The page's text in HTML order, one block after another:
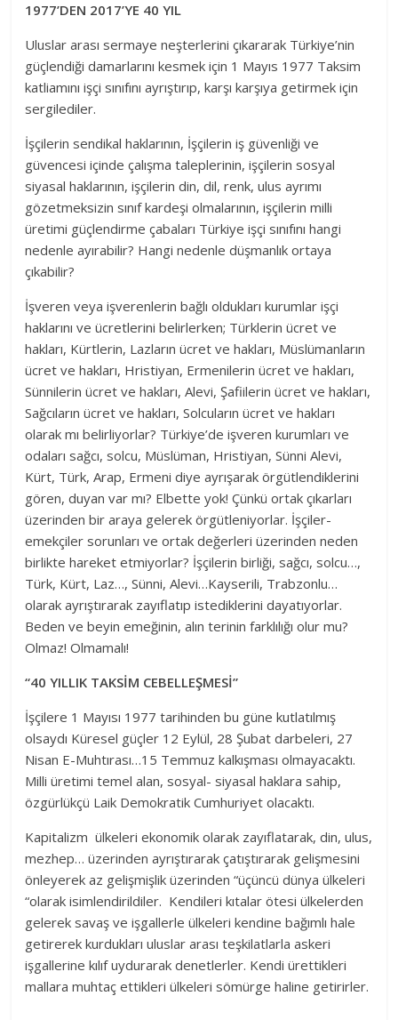
1977’DEN 2017’YE 40 YIL
Uluslar arası sermaye neşterlerini çıkararak Türkiye’nin
güçlendiği damarlarını kesmek için 1 Mayıs 1977 Taksim
katliamını işçi sınıfını ayrıştırıp, karşı karşıya getirmek için
sergilediler.
İşçilerin sendikal haklarının, İşçilerin iş güvenliği ve
güvencesi içinde çalışma taleplerinin, işçilerin sosyal
siyasal haklarının, işçilerin din, dil, renk, ulus ayrımı
gözetmeksizin sınıf kardeşi olmalarının, işçilerin milli
üretimi güçlendirme çabaları Türkiye işçi sınıfını hangi
nedenle ayırabilir? Hangi nedenle düşmanlık ortaya
çıkabilir?
İşveren veya işverenlerin bağlı oldukları kurumlar işçi
haklarını ve ücretlerini belirlerken; Türklerin ücret ve
hakları, Kürtlerin, Lazların ücret ve hakları, Müslümanların
ücret ve hakları, Hristiyan, Ermenilerin ücret ve hakları,
Sünnilerin ücret ve hakları, Alevi, Şafiilerin ücret ve hakları,
Sağcıların ücret ve hakları, Solcuların ücret ve hakları
olarak mı belirliyorlar? Türkiye’de işveren kurumları ve
odaları sağcı, solcu, Müslüman, Hristiyan, Sünni Alevi,
Kürt, Türk, Arap, Ermeni diye ayrışarak örgütlendiklerini
gören, duyan var mı? Elbette yok! Çünkü ortak çıkarları
üzerinden bir araya gelerek örgütleniyorlar. İşçiler-
emekçiler sorunları ve ortak değerleri üzerinden neden
birlikte hareket etmiyorlar? İşçilerin birliği, sağcı, solcu…,
Türk, Kürt, Laz…, Sünni, Alevi…Kayserili, Trabzonlu…
olarak ayrıştırarak zayıflatıp istediklerini dayatıyorlar.
Beden ve beyin emeğinin, alın terinin farklılığı olur mu?
Olmaz! Olmamalı!
“40 YILLIK TAKSİM CEBELLEŞMESİ”
İşçilere 1 Mayısı 1977 tarihinden bu güne kutlatılmış
olsaydı Küresel güçler 12 Eylül, 28 Şubat darbeleri, 27
Nisan E-Muhtırası…15 Temmuz kalkışması olmayacaktı.
Milli üretimi temel alan, sosyal- siyasal haklara sahip,
özgürlükçü Laik Demokratik Cumhuriyet olacaktı.
Kapitalizm ülkeleri ekonomik olarak zayıflatarak, din, ulus,
mezhep… üzerinden ayrıştırarak çatıştırarak gelişmesini
önleyerek az gelişmişlik üzerinden “üçüncü dünya ülkeleri
“olarak isimlendirildiler. Kendileri kıtalar ötesi ülkelerden
gelerek savaş ve işgallerle ülkeleri kendine bağımlı hale
getirerek kurdukları uluslar arası teşkilatlarla askeri
işgallerine kılıf uydurarak denetlerler. Kendi ürettikleri
mallara muhtaç ettikleri ülkeleri sömürge haline getirirler.